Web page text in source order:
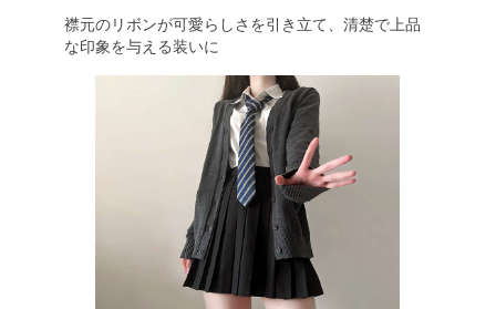
襟元のリボンが可愛らしさを引き立て、清楚で上品
な印象を与える装いに